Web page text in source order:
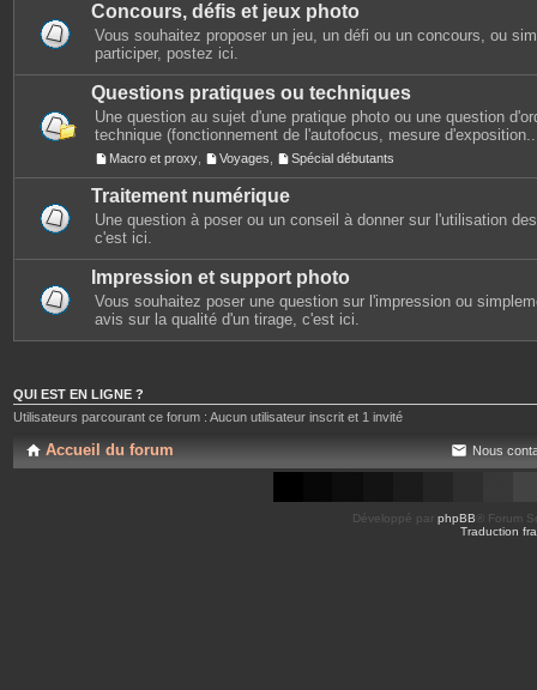
Concours, défis et jeux photo
Vous souhaitez proposer un jeu, un défi ou un concours, ou
participer, postez ici.
Questions pratiques ou techniques
Une question au sujet d'une pratique photo ou une question
technique (fonctionnement de l'autofocus, mesure
Macro et proxy Voyages Spécial débutants
Traitement numérique
Une question à poser ou un conseil à donner sur l'utilisation
c'est ici.
Impression et support photo
Vous souhaitez poser une question sur l'impression ou
avis sur la qualité d'un tirage, c'est ici.
QUI EST EN LIGNE ?
Utilisateurs parcourant ce forum : Aucun utilisateur inscrit et 1 invité
Accueil du forum Nous
Développé par phpBB ® Forum
Traduction